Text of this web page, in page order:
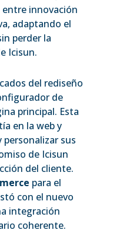
innovación
adaptando el
perder la
Icisun.
del rediseño
de
principal. Esta
en la web y
sus
de Icisun
del cliente.
para el
con el nuevo
integración
coherente.